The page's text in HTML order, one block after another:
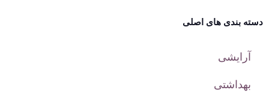
دسته بندی های اصلی
آرایشی
بهداشتی